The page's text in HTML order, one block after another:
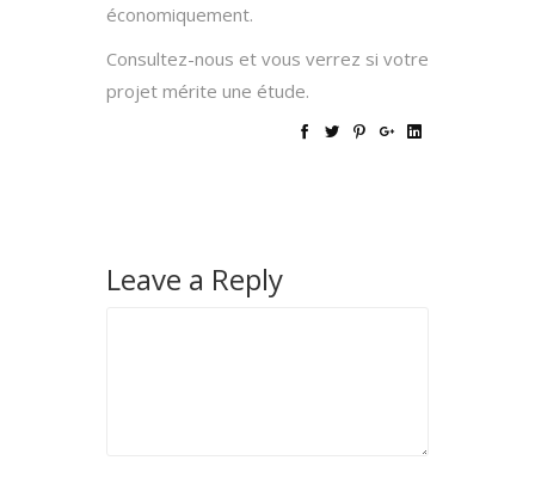
économiquement.
Consultez-nous et vous verrez si votre
projet mérite une étude.
Leave a Reply